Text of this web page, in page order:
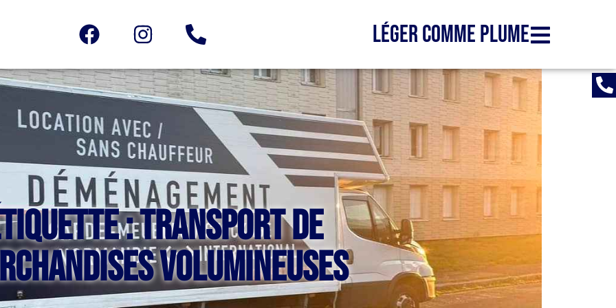
Léger comme plume
: transport de
volumineuses